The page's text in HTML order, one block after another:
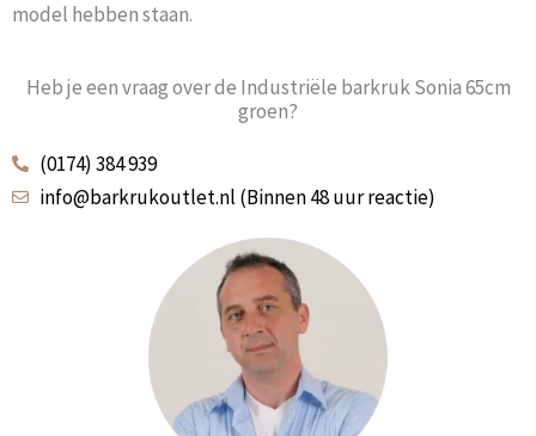
model hebben staan.
Heb je een vraag over de Industriële barkruk Sonia 65cm
groen?
(0174) 384 939
info@barkrukoutlet.nl (Binnen 48 uur reactie)